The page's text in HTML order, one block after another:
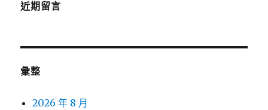
近期留言
彙整
2026 年 8 月